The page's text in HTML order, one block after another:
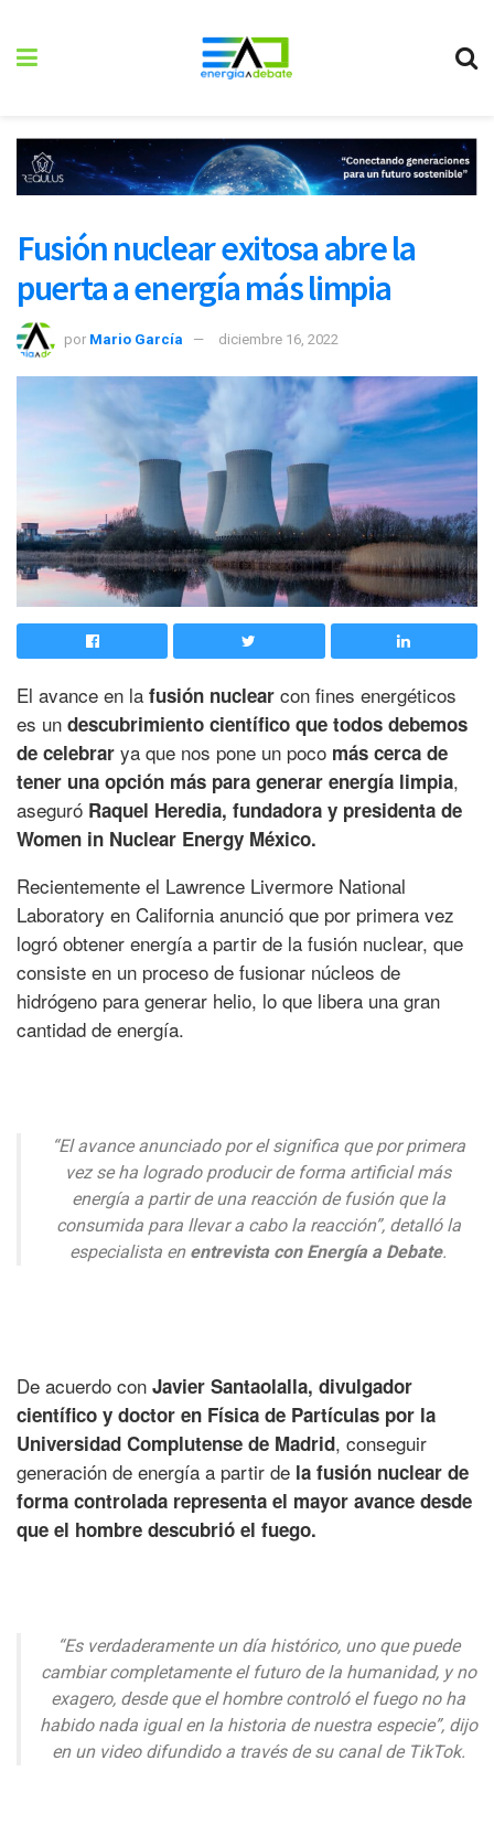
Fusión nuclear exitosa abre la
puerta a energía más limpia
por Mario García diciembre 16, 2022
El avance en la fusión nuclear con fines energéticos
es un descubrimiento científico que todos debemos
de celebrar ya que nos pone un poco más cerca de
tener una opción más para generar energía limpia,
aseguró Raquel Heredia, fundadora y presidenta de
Women in Nuclear Energy México.
Recientemente el Lawrence Livermore National
Laboratory en California anunció que por primera vez
logró obtener energía a partir de la fusión nuclear, que
consiste en un proceso de fusionar núcleos de
hidrógeno para generar helio, lo que libera una gran
cantidad de energía.
“El avance anunciado por el significa que por primera
vez se ha logrado producir de forma artificial más
energía a partir de una reacción de fusión que la
consumida para llevar a cabo la reacción”, detalló la
especialista en entrevista con Energía a Debate.
De acuerdo con Javier Santaolalla, divulgador
científico y doctor en Física de Partículas por la
Universidad Complutense de Madrid, conseguir
generación de energía a partir de la fusión nuclear de
forma controlada representa el mayor avance desde
que el hombre descubrió el fuego.
“Es verdaderamente un día histórico, uno que puede
cambiar completamente el futuro de la humanidad, y no
exagero, desde que el hombre controló el fuego no ha
habido nada igual en la historia de nuestra especie”, dijo
en un video difundido a través de su canal de TikTok.